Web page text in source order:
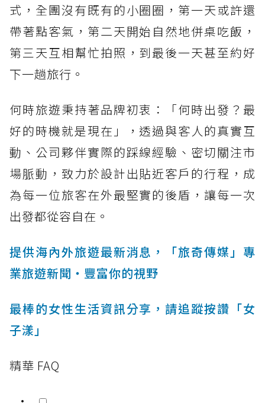
式，全團沒有既有的小圈圈，第一天或許還
帶著點客氣，第二天開始自然地併桌吃飯，
第三天互相幫忙拍照，到最後一天甚至約好
下一趟旅行。
何時旅遊秉持著品牌初衷：「何時出發？最
好的時機就是現在」，透過與客人的真實互
動、公司夥伴實際的踩線經驗、密切關注市
場脈動，致力於設計出貼近客戶的行程，成
為每一位旅客在外最堅實的後盾，讓每一次
出發都從容自在。
提供海內外旅遊最新消息，「旅奇傳媒」專
業旅遊新聞‧豐富你的視野
最棒的女性生活資訊分享，請追蹤按讚「女
子漾」
精華 FAQ